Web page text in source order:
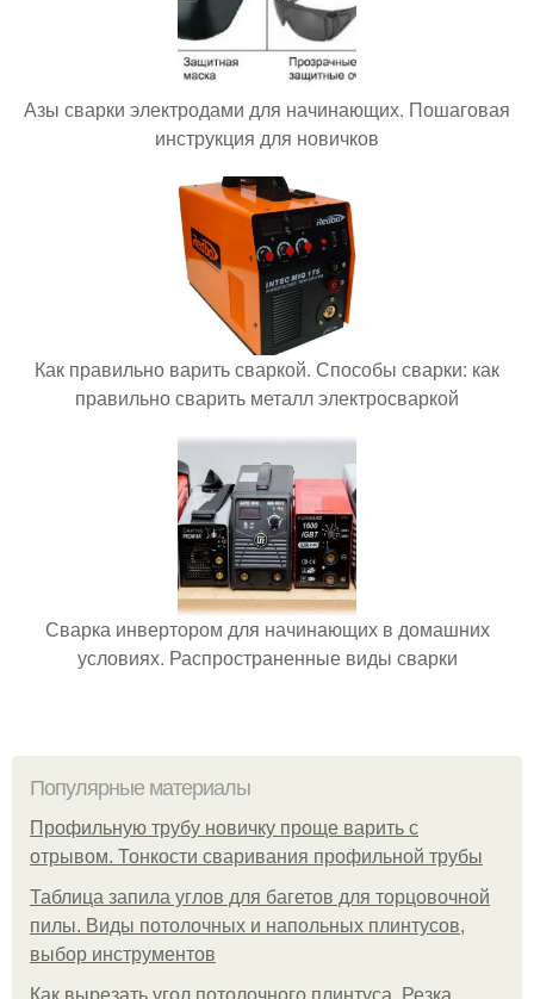
Азы сварки электродами для начинающих. Пошаговая
инструкция для новичков
Как правильно варить сваркой. Способы сварки: как
правильно сварить металл электросваркой
Сварка инвертором для начинающих в домашних
условиях. Распространенные виды сварки
Популярные материалы
Профильную трубу новичку проще варить с
отрывом. Тонкости сваривания профильной трубы
Таблица запила углов для багетов для торцовочной
пилы. Виды потолочных и напольных плинтусов,
выбор инструментов